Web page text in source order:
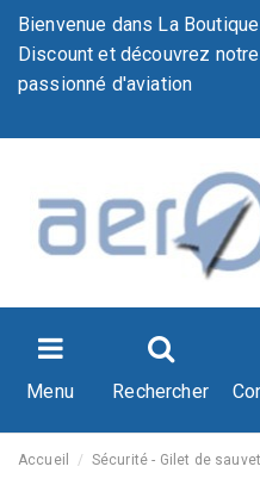
Bienvenue dans La
Discount et découvrez
passionné d'aviation
Menu Rechercher
Accueil
Sécurité - Gilet de